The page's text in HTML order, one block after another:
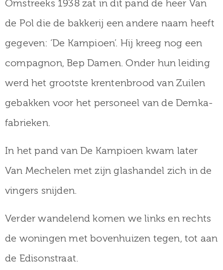
Omstreeks 1938 zat in dit pand de heer Van
de Pol die de bakkerij een andere naam heeft
gegeven: ‘De Kampioen’. Hij kreeg nog een
compagnon, Bep Damen. Onder hun leiding
werd het grootste krentenbrood van Zuilen
gebakken voor het personeel van de Demka-
fabrieken.
In het pand van De Kampioen kwam later
Van Mechelen met zijn glashandel zich in de
vingers snijden.
Verder wandelend komen we links en rechts
de woningen met bovenhuizen tegen, tot aan
de Edisonstraat.